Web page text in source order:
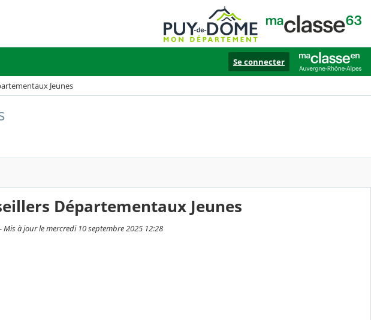
Se connecter
Jeunes
Départementaux Jeunes
à jour le mercredi 10 septembre 2025 12:28